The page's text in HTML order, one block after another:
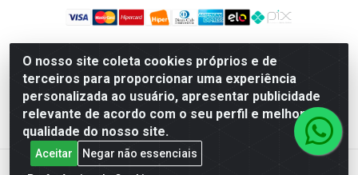
O nosso site coleta cookies próprios e de
terceiros para proporcionar uma experiência
personalizada ao usuário, apresentar publicidade
relevante de acordo com o seu perfil e melhorar a
qualidade do nosso site.
Aceitar
Negar não essenciais
Rede Brasil - Avenida Universitária, nº 3860, Jardim das
Américas II Etapa - Anápolis/GO - CEP 75070-415 -
CNPJ 07.728.073/0002-24